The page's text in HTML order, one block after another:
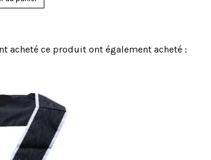
acheté ce produit ont également acheté :